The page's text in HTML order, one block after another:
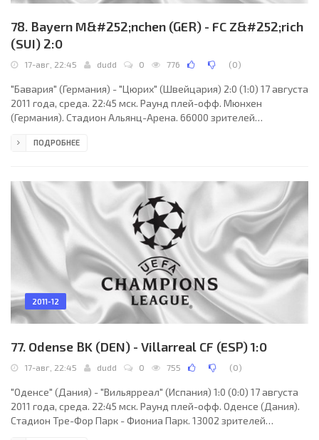
78. Bayern M&#252;nchen (GER) - FC Z&#252;rich
(SUI) 2:0
17-авг, 22:45 dudd 0 776 (0)
"Бавария" (Германия) - "Цюрих" (Швейцария) 2:0 (1:0) 17 августа
2011 года, среда. 22:45 мск. Раунд плей-офф. Мюнхен
(Германия). Стадион Альянц-Арена. 66000 зрителей
(Москва, Россия). "Бавария": Мануэль Нойер, Рафинья, Жером
Кроос (Томас Мюллер, 57), Марио Гомес. Главный тренер - Юпп
Хайнкес. "Цюрих": Джонни Леони, Жорже Тейшейра,
ПОДРОБНЕЕ
2011-12
77. Odense BK (DEN) - Villarreal CF (ESP) 1:0
17-авг, 22:45 dudd 0 755 (0)
"Оденсе" (Дания) - "Вильярреал" (Испания) 1:0 (0:0) 17 августа
2011 года, среда. 22:45 мск. Раунд плей-офф. Оденсе (Дания).
Стадион Тре-Фор Парк - Фиониа Парк. 13002 зрителей